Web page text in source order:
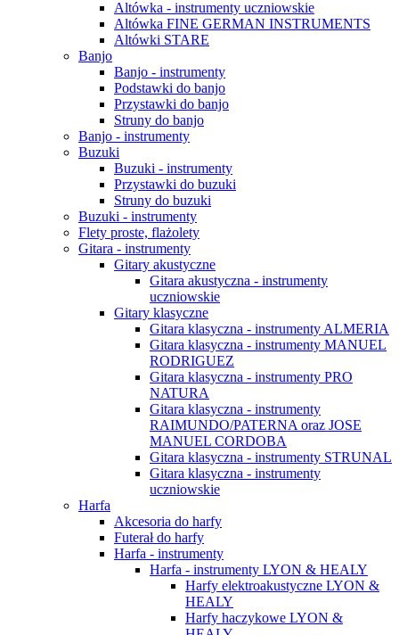
Altówka - instrumenty uczniowskie
Altówka FINE GERMAN INSTRUMENTS
Altówki STARE
Banjo
Banjo - instrumenty
Podstawki do banjo
Przystawki do banjo
Struny do banjo
Banjo - instrumenty
Buzuki
Buzuki - instrumenty
Przystawki do buzuki
Struny do buzuki
Buzuki - instrumenty
Flety proste, flażolety
Gitara - instrumenty
Gitary akustyczne
Gitara akustyczna - instrumenty
uczniowskie
Gitary klasyczne
Gitara klasyczna - instrumenty ALMERIA
Gitara klasyczna - instrumenty MANUEL
RODRIGUEZ
Gitara klasyczna - instrumenty PRO
NATURA
Gitara klasyczna - instrumenty
RAIMUNDO/PATERNA oraz JOSE
MANUEL CORDOBA
Gitara klasyczna - instrumenty STRUNAL
Gitara klasyczna - instrumenty
uczniowskie
Harfa
Akcesoria do harfy
Futerał do harfy
Harfa - instrumenty
Harfa - instrumenty LYON & HEALY
Harfy elektroakustyczne LYON &
HEALY
Harfy haczykowe LYON &